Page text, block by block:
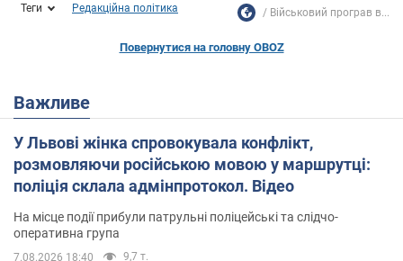
Теги Редакційна політика Військовий програв в...
Повернутися на головну OBOZ
Важливе
У Львові жінка спровокувала конфлікт,
розмовляючи російською мовою у маршрутці:
поліція склала адмінпротокол. Відео
На місце події прибули патрульні поліцейські та слідчо-
оперативна група
7.08.2026 18:40 9,7 т.